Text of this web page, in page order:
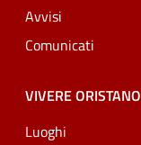
Avvisi
Comunicati
VIVERE ORISTANO
Luoghi